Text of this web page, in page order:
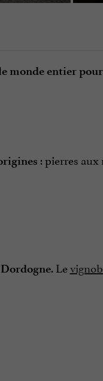
monde entier
: pierres
. Le